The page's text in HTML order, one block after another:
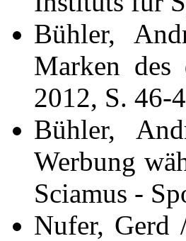
Bühler,
Marken des
2012, S. 46-
Bühler,
Werbung
Sciamus -
Nufer, Gerd